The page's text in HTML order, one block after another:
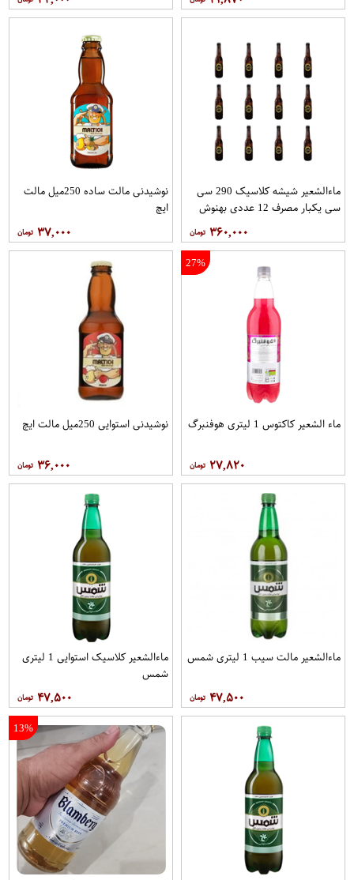
ماءالشعیر شیشه کلاسیک 290 سی
سی یکبار مصرف 12 عددی بهنوش
۳۶۰,۰۰۰
نوشیدنی مالت ساده 250میل مالت
ایچ
۳۷,۰۰۰
27%
ماء الشعیر کاکتوس 1 لیتری هوفنبرگ
۲۷,۸۲۰
نوشیدنی استوایی 250میل مالت ایچ
۳۶,۰۰۰
ماءالشعیر مالت سیب 1 لیتری شمس
۴۷,۵۰۰
ماءالشعیر کلاسیک استوایی 1 لیتری
شمس
۴۷,۵۰۰
13%